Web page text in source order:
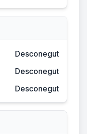
Desconegut
Desconegut
Desconegut